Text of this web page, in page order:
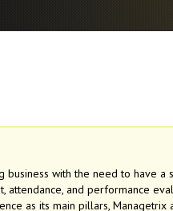
with the need to have a
attendance, and performance
as its main pillars, Managetrix